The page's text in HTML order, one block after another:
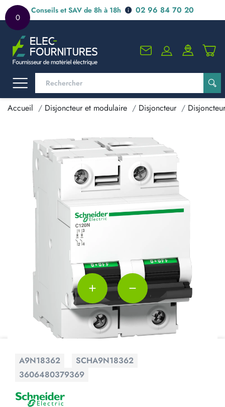
0
Conseils et SAV de 8h à 18h 02 96 84 70 20
Accueil Disjoncteur et modulaire Disjoncteur
A9N18362
SCHA9N18362
3606480379369
add remove